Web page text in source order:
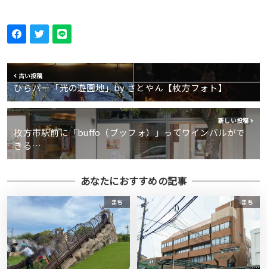
古い投稿
ひらパー「光の遊園地」by さとやん【枚方フォト】
新しい投稿
枚方市駅前に「buffo（ブッフォ）」ってワインバルがで
きる…
あなたにおすすめの記事
まち まち